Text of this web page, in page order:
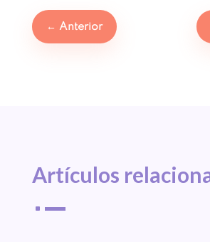
← Anterior
Artículos
^